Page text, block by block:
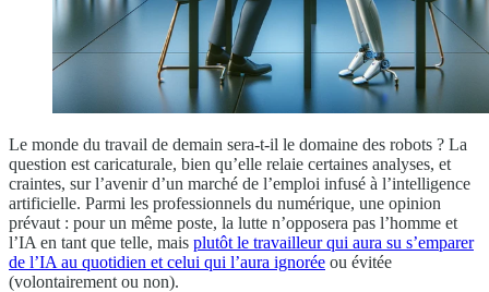
Le monde du travail de demain sera-t-il le domaine des robots ? La
question est caricaturale, bien qu’elle relaie certaines analyses, et
craintes, sur l’avenir d’un marché de l’emploi infusé à l’intelligence
artificielle. Parmi les professionnels du numérique, une opinion
prévaut : pour un même poste, la lutte n’opposera pas l’homme et
l’IA en tant que telle, mais plutôt le travailleur qui aura su s’emparer
de l’IA au quotidien et celui qui l’aura ignorée ou évitée
(volontairement ou non).